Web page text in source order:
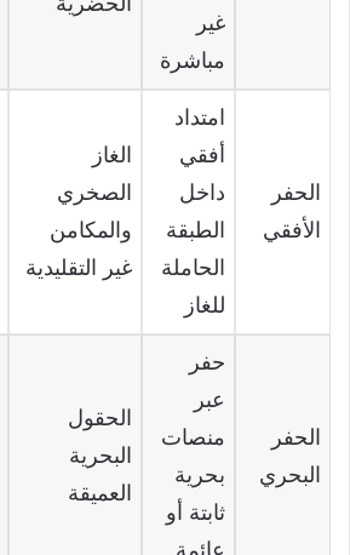
غير
مباشرة
الحفر
الأفقي
امتداد
أفقي
داخل
الطبقة
الحاملة
للغاز
الغاز
الصخري
والمكامن
غير التقليدية
الحفر
البحري
حفر
عبر
منصات
بحرية
ثابتة أو
الحقول
البحرية
العميقة